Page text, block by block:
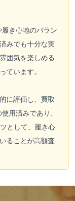
き心地のバラン
みでも十分な実
囲気を楽しめる
ています。
に評価し、買取
用済みであり、
として、履き心
ることが高額査